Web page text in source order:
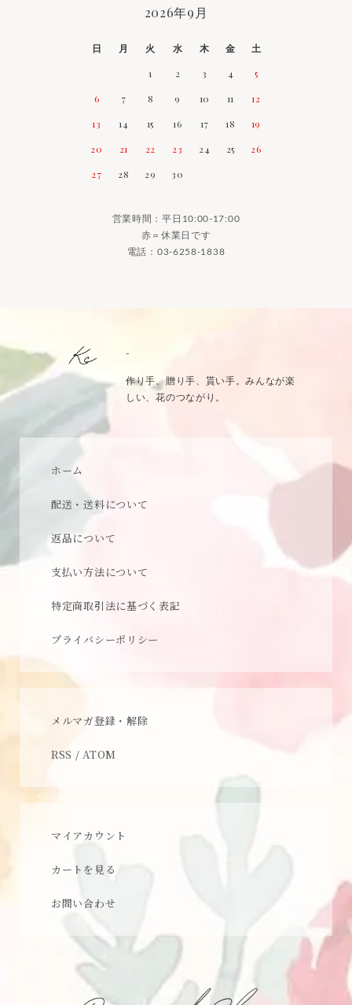
2026年9月
日 月 火 水 木 金
土
1
2 3 4
5
6
7 8 9 10 11
12
13
14 15 16 17 18
19
20
21 22 23 24 25
26
27
28 29 30
営業時間：平日10:00-17:00
赤＝休業日です
電話： 03-6258-1838
-
作り手、贈り手、貰い手。みんなが楽
しい、花のつながり。
ホーム
配送・送料について
返品について
支払い方法について
特定商取引法に基づく表記
プライバシーポリシー
メルマガ登録・解除
RSS / ATOM
マイアカウント
カートを見る
お問い合わせ